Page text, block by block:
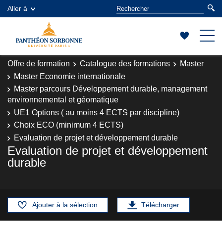
Aller à
Offre de formation Catalogue des formations
Master
Master Economie internationale
Master parcours Développement durable, management
environnemental et géomatique
UE1 Options ( au moins 4 ECTS par discipline)
Choix ECO (minimum 4 ECTS)
Evaluation de projet et développement durable
Evaluation de projet et développement
durable
Ajouter à la sélection Télécharger